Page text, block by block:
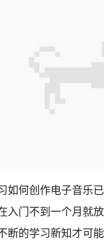
如何创作电子音乐
入门不到一个月就
断的学习新知才可